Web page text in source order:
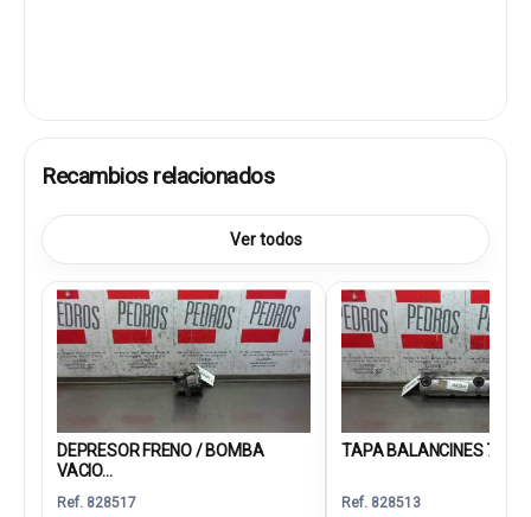
Recambios relacionados
Ver todos
DEPRESOR FRENO / BOMBA
VACIO...
Ref. 828517
TAPA BALANCINES
Ref. 828513